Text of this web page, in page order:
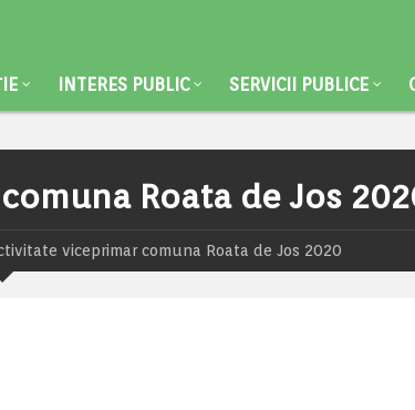
INTERES PUBLIC SERVICII PUBLICE
Roata de Jos
viceprimar comuna Roata de Jos 2020